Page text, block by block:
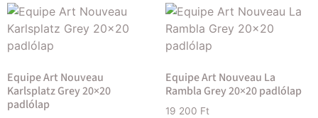
Equipe Art Nouveau
Karlsplatz Grey 20×20
padlólap
Equipe Art Nouveau La
Rambla Grey 20×20 padlólap
19 200 Ft